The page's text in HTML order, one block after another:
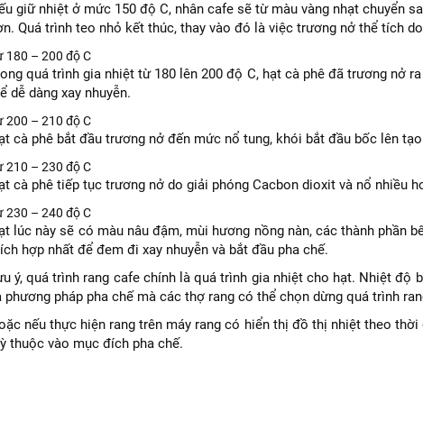
giữ nhiệt ở mức 150 độ C, nhân cafe sẽ từ màu vàng nhạt chuyển
Quá trình teo nhỏ kết thúc, thay vào đó là việc trương nở thể tích
180 – 200 độ C
quá trình gia nhiệt từ 180 lên 200 độ C, hạt cà phê đã trương nở
dễ dàng xay nhuyễn.
200 – 210 độ C
cà phê bắt đầu trương nở đến mức nổ tung, khói bắt đầu bốc lên
210 – 230 độ C
cà phê tiếp tục trương nở do giải phóng Cacbon dioxit và nổ nhiều
230 – 240 độ C
lúc này sẽ có màu nâu đậm, mùi hương nồng nàn, các thành
hợp nhất để đem đi xay nhuyễn và bắt đầu pha chế.
ý, quá trình rang cafe chính là quá trình gia nhiệt cho hạt. Nhiệt
phương pháp pha chế mà các thợ rang có thể chọn dừng quá trình
nếu thực hiện rang trên máy rang có hiển thị đồ thị nhiệt theo
thuộc vào mục đích pha chế.